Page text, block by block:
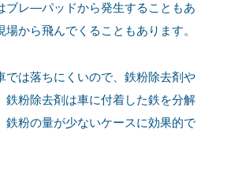
ブレ―パッドから発生することもあ
場から飛んでくることもあります。
では落ちにくいので、鉄粉除去剤や
鉄粉除去剤は車に付着した鉄を分解
鉄粉の量が少ないケースに効果的で